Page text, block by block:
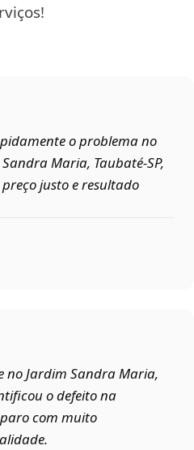
o problema no
Maria, Taubaté‑SP,
justo e resultado
no Jardim Sandra Maria,
o defeito na
com muito